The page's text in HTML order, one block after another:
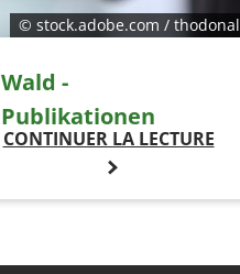
© stock.adobe.com / thodonal
Wald -
Publikationen
CONTINUER LA LECTURE